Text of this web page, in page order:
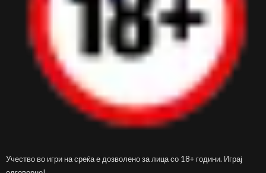
Учество во игри на среќа е дозволено за лица со 18+ години. Играј